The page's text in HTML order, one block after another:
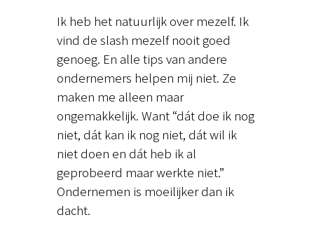
Ik heb het natuurlijk over mezelf. Ik
vind de slash mezelf nooit goed
genoeg. En alle tips van andere
ondernemers helpen mij niet. Ze
maken me alleen maar
ongemakkelijk. Want “dát doe ik nog
niet, dát kan ik nog niet, dát wil ik
niet doen en dát heb ik al
geprobeerd maar werkte niet.”
Ondernemen is moeilijker dan ik
dacht.